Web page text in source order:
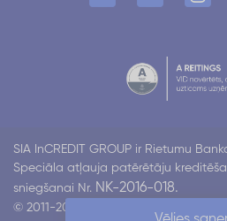
SIA InCREDIT GROUP ir Rietumu
Speciāla atļauja patērētāju
sniegšanai Nr. NK-2016-018.
© 2011-2026 Incredit